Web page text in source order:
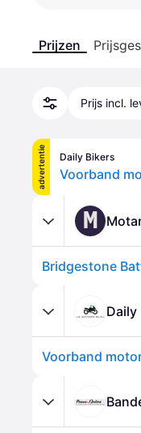
Prijzen
Prijs incl.
advertentie Daily Bikers
M
Daily